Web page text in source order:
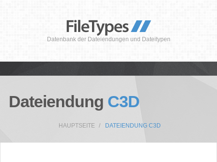
Datenbank der Dateiendungen und Dateitypen
Dateiendung C3D
HAUPTSEITE DATEIENDUNG C3D